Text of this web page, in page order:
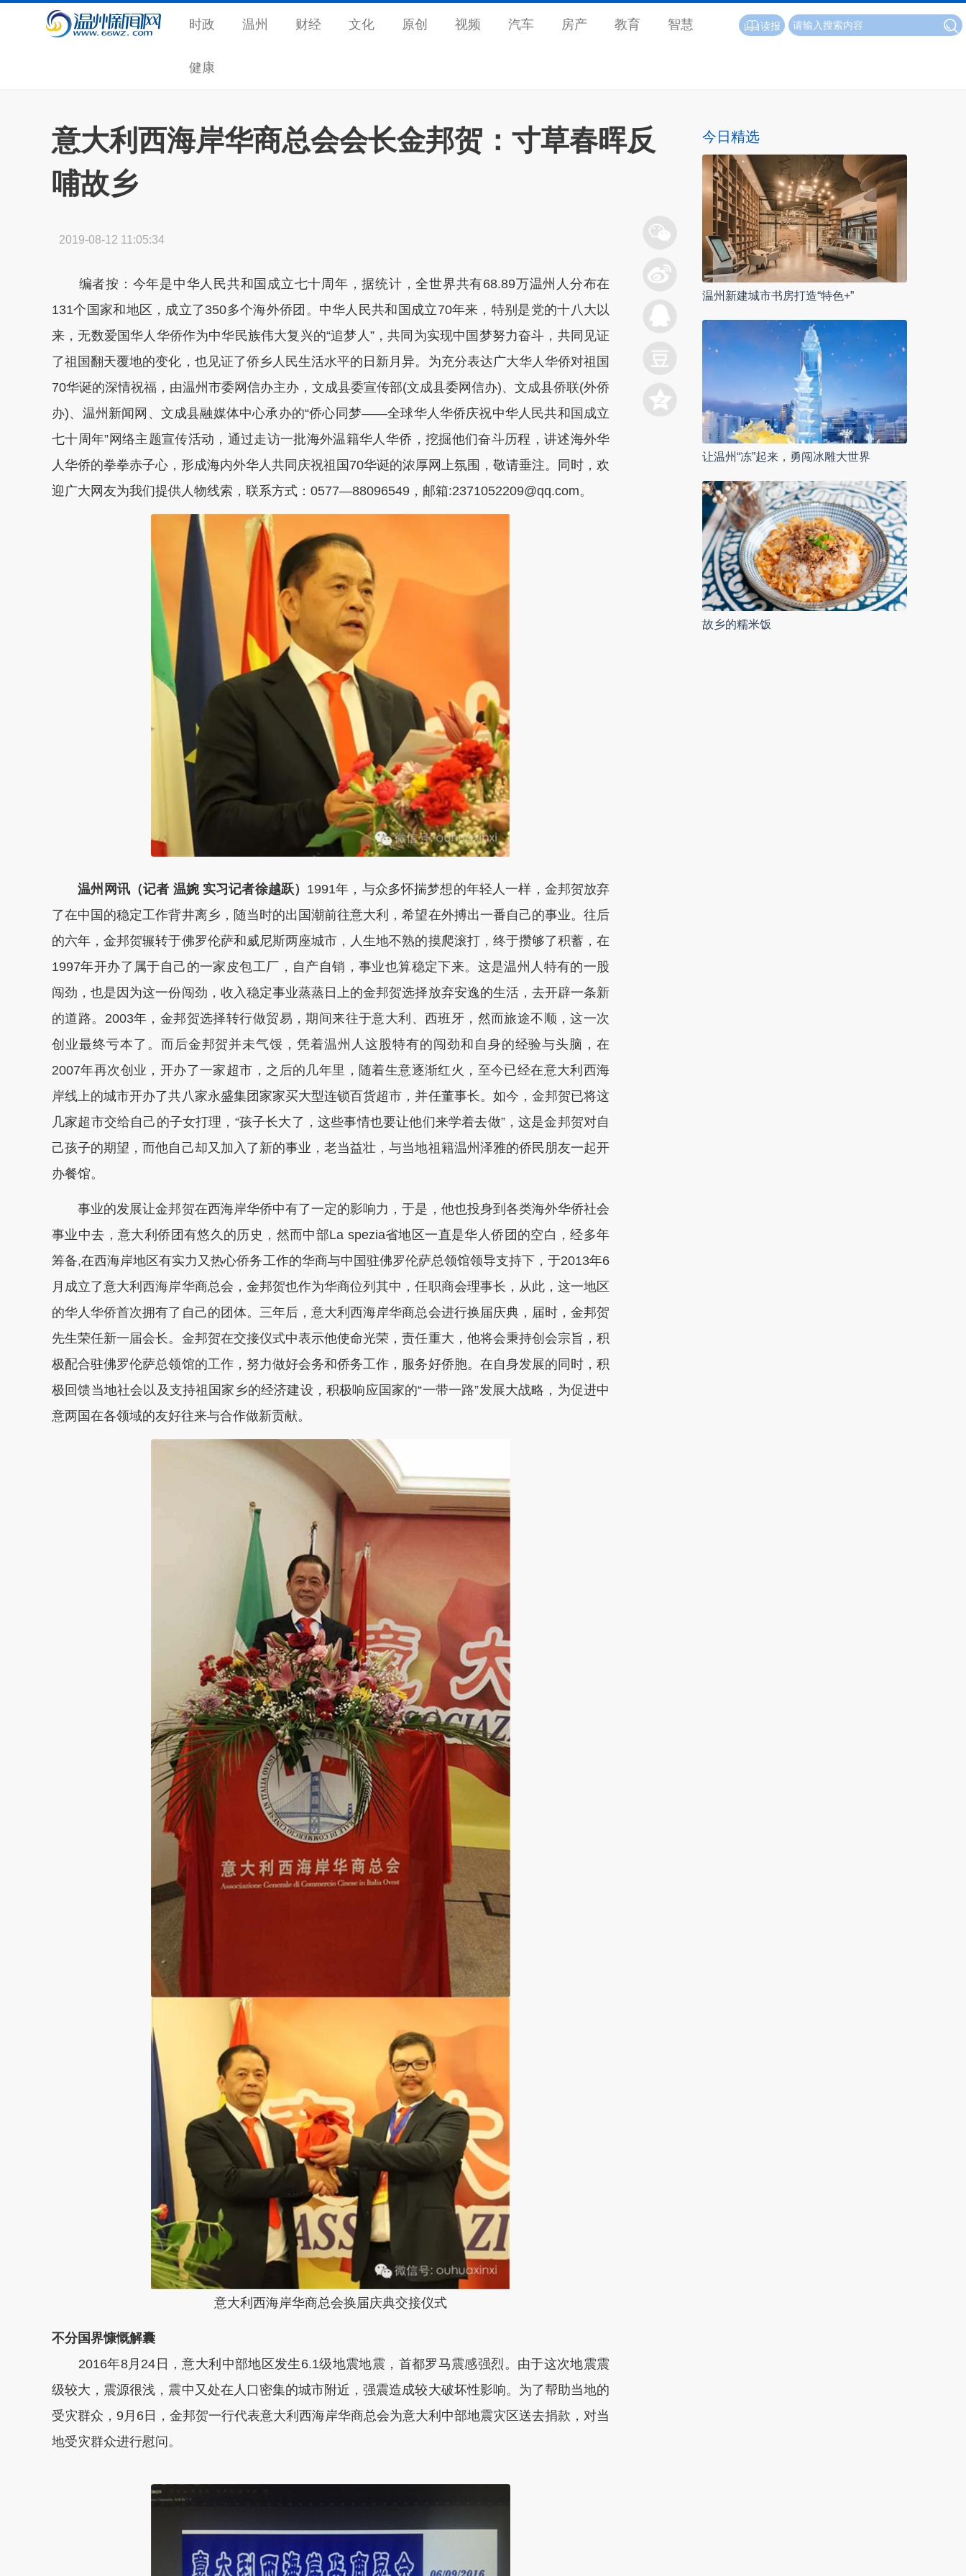
时政 温州 财经 文化 原创 视频 汽车 房产 教育 智慧
健康
读报
意大利西海岸华商总会会长金邦贺：寸草春晖反
哺故乡
2019-08-12 11:05:34
编者按：今年是中华人民共和国成立七十周年，据统计，全世界共有68.89万温州人分布在
131个国家和地区，成立了350多个海外侨团。中华人民共和国成立70年来，特别是党的十八大以
来，无数爱国华人华侨作为中华民族伟大复兴的“追梦人”，共同为实现中国梦努力奋斗，共同见证
了祖国翻天覆地的变化，也见证了侨乡人民生活水平的日新月异。为充分表达广大华人华侨对祖国
70华诞的深情祝福，由温州市委网信办主办，文成县委宣传部(文成县委网信办)、文成县侨联(外侨
办)、温州新闻网、文成县融媒体中心承办的“侨心同梦——全球华人华侨庆祝中华人民共和国成立
七十周年”网络主题宣传活动，通过走访一批海外温籍华人华侨，挖掘他们奋斗历程，讲述海外华
人华侨的拳拳赤子心，形成海内外华人共同庆祝祖国70华诞的浓厚网上氛围，敬请垂注。同时，欢
迎广大网友为我们提供人物线索，联系方式：0577—88096549，邮箱:2371052209@qq.com。
温州网讯（记者 温婉 实习记者徐越跃） 1991年，与众多怀揣梦想的年轻人一样，金邦贺放弃
了在中国的稳定工作背井离乡，随当时的出国潮前往意大利，希望在外搏出一番自己的事业。往后
的六年，金邦贺辗转于佛罗伦萨和威尼斯两座城市，人生地不熟的摸爬滚打，终于攒够了积蓄，在
1997年开办了属于自己的一家皮包工厂，自产自销，事业也算稳定下来。这是温州人特有的一股
闯劲，也是因为这一份闯劲，收入稳定事业蒸蒸日上的金邦贺选择放弃安逸的生活，去开辟一条新
的道路。2003年，金邦贺选择转行做贸易，期间来往于意大利、西班牙，然而旅途不顺，这一次
创业最终亏本了。而后金邦贺并未气馁，凭着温州人这股特有的闯劲和自身的经验与头脑，在
2007年再次创业，开办了一家超市，之后的几年里，随着生意逐渐红火，至今已经在意大利西海
岸线上的城市开办了共八家永盛集团家家买大型连锁百货超市，并任董事长。如今，金邦贺已将这
几家超市交给自己的子女打理，“孩子长大了，这些事情也要让他们来学着去做”，这是金邦贺对自
己孩子的期望，而他自己却又加入了新的事业，老当益壮，与当地祖籍温州泽雅的侨民朋友一起开
办餐馆。
事业的发展让金邦贺在西海岸华侨中有了一定的影响力，于是，他也投身到各类海外华侨社会
事业中去，意大利侨团有悠久的历史，然而中部La spezia省地区一直是华人侨团的空白，经多年
筹备,在西海岸地区有实力又热心侨务工作的华商与中国驻佛罗伦萨总领馆领导支持下，于2013年6
月成立了意大利西海岸华商总会，金邦贺也作为华商位列其中，任职商会理事长，从此，这一地区
的华人华侨首次拥有了自己的团体。三年后，意大利西海岸华商总会进行换届庆典，届时，金邦贺
先生荣任新一届会长。金邦贺在交接仪式中表示他使命光荣，责任重大，他将会秉持创会宗旨，积
极配合驻佛罗伦萨总领馆的工作，努力做好会务和侨务工作，服务好侨胞。在自身发展的同时，积
极回馈当地社会以及支持祖国家乡的经济建设，积极响应国家的“一带一路”发展大战略，为促进中
意两国在各领域的友好往来与合作做新贡献。
意大利西海岸华商总会换届庆典交接仪式
不分国界慷慨解囊
2016年8月24日，意大利中部地区发生6.1级地震地震，首都罗马震感强烈。由于这次地震震
级较大，震源很浅，震中又处在人口密集的城市附近，强震造成较大破坏性影响。为了帮助当地的
受灾群众，9月6日，金邦贺一行代表意大利西海岸华商总会为意大利中部地震灾区送去捐款，对当
地受灾群众进行慰问。
今日精选
温州新建城市书房打造“特色+”
让温州“冻”起来，勇闯冰雕大世界
故乡的糯米饭